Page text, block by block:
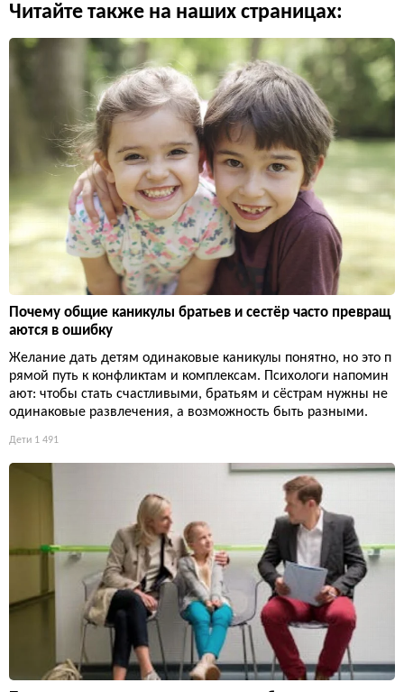
Читайте также на наших страницах:
Почему общие каникулы братьев и сестёр часто превращ
аются в ошибку
Желание дать детям одинаковые каникулы понятно, но это п
рямой путь к конфликтам и комплексам. Психологи напомин
ают: чтобы стать счастливыми, братьям и сёстрам нужны не
одинаковые развлечения, а возможность быть разными.
Дети 1 491